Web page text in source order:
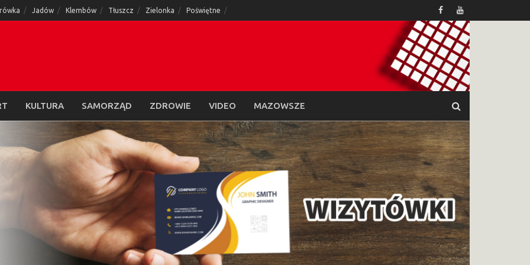
Jadów Klembów Tłuszcz Zielonka Poświętne
KULTURA SAMORZĄD ZDROWIE VIDEO MAZOWSZE